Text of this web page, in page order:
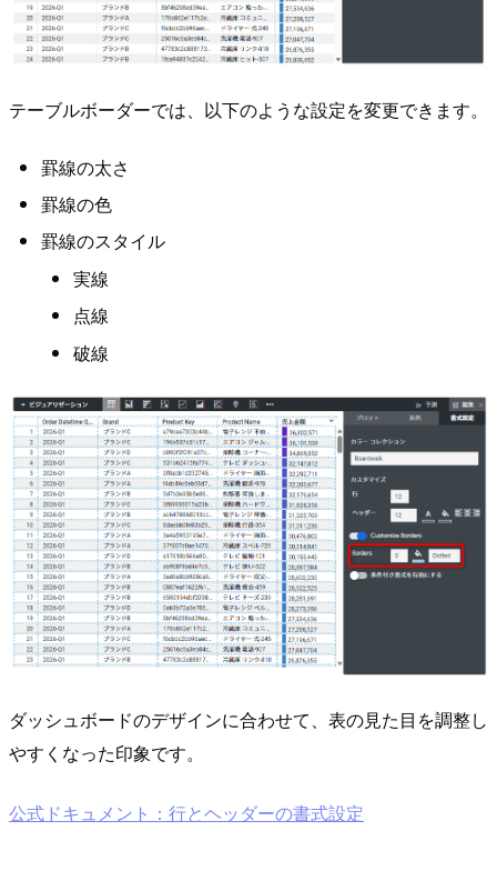
テーブルボーダーでは、以下のような設定を変更できます。
罫線の太さ
罫線の色
罫線のスタイル
実線
点線
破線
ダッシュボードのデザインに合わせて、表の見た目を調整し
やすくなった印象です。
公式ドキュメント：行とヘッダーの書式設定